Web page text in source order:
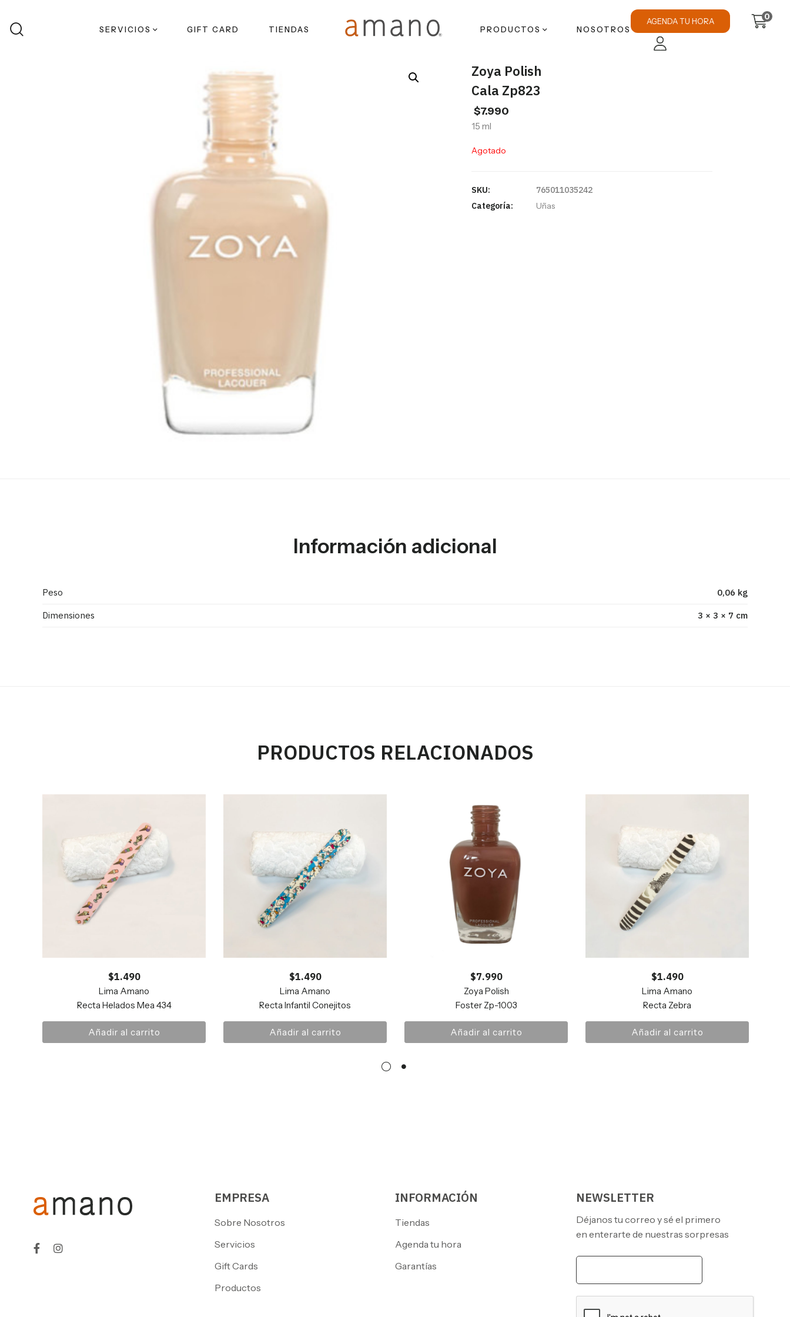
SERVICIOS GIFT CARD TIENDAS PRODUCTOS NOSOTROS
AGENDA TU HORA 0
Zoya Polish
Cala Zp823
$7.990
15 ml
Agotado
SKU:
765011035242
Categoría:
Uñas
Información adicional
Peso 0,06 kg
Dimensiones 3 × 3 × 7 cm
PRODUCTOS RELACIONADOS
$1.490
Lima Amano
Recta Helados Mea 434
Añadir al carrito
$1.490
Lima Amano
Recta Infantil Conejitos
Añadir al carrito
$7.990
Zoya Polish
Foster Zp-1003
Añadir al carrito
$1.490
Lima Amano
Recta Zebra
Añadir al carrito
EMPRESA
Sobre Nosotros
Servicios
Gift Cards
Productos
INFORMACIÓN
Tiendas
Agenda tu hora
Garantías
NEWSLETTER
Déjanos tu correo y sé el primero
en enterarte de nuestras sorpresas